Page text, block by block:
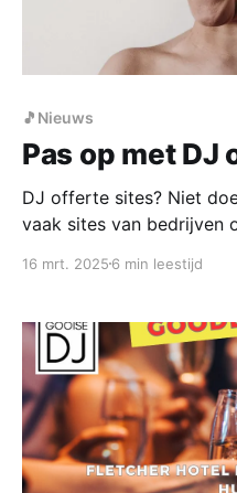
🎵Nieuws
Pas op met DJ
DJ offerte sites? Niet
vaak sites van bedrijven
bruiloften te maken
16 mrt. 2025 6 min leestijd